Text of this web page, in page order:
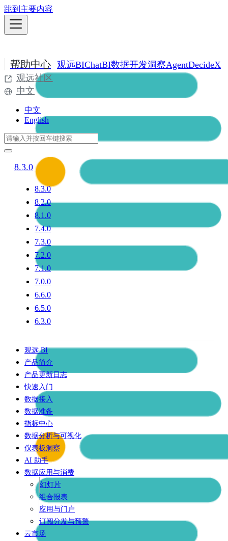
跳到主要内容
帮助中心 观远BIChatBI数据开发洞察AgentDecideX
观远社区
中文
中文
English
8.3.0
8.3.0
8.2.0
8.1.0
7.4.0
7.3.0
7.2.0
7.1.0
7.0.0
6.6.0
6.5.0
6.3.0
观远 BI
产品简介
产品更新日志
快速入门
数据接入
数据准备
指标中心
数据分析与可视化
仪表板洞察
AI 助手
数据应用与消费
幻灯片
组合报表
应用与门户
订阅分发与预警
云市场